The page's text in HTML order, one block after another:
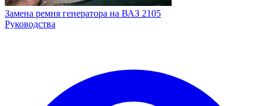
Замена ремня генератора на ВАЗ 2105
Руководства